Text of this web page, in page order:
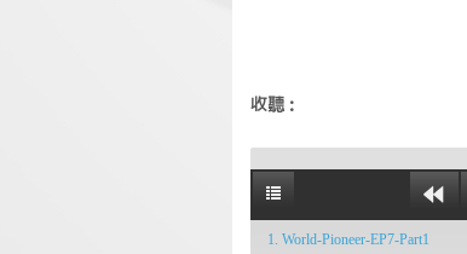
收聽：
1. World-Pioneer-EP7-Part1